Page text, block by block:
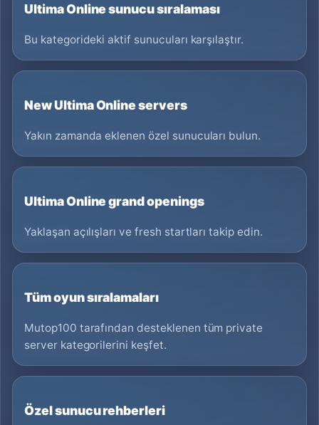
Ultima Online sunucu sıralaması
Bu kategorideki aktif sunucuları karşılaştır.
New Ultima Online servers
Yakın zamanda eklenen özel sunucuları bulun.
Ultima Online grand openings
Yaklaşan açılışları ve fresh startları takip edin.
Tüm oyun sıralamaları
Mutop100 tarafından desteklenen tüm private
server kategorilerini keşfet.
Özel sunucu rehberleri